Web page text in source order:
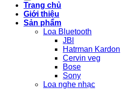
Trang chủ
Giới thiệu
Sản phẩm
Loa Bluetooth
JBl
Hatrman Kardon
Cervin veg
Bose
Sony
Loa nghe nhạc